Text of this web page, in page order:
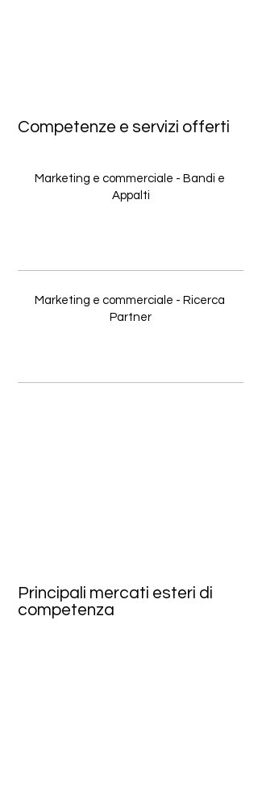
Competenze e servizi offerti
Principali mercati esteri di
competenza